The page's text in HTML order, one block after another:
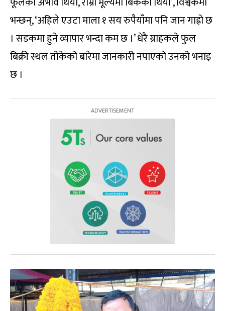
भन्छन्, ‘अहिले एउटा माला १ सय रुपैयाँमा पनि जान गाह्रो छ
। सडकमा हुने व्यापार भन्दा कम छ ।’ धेरै ग्राहकले फुल
बिक्री स्थल तोकेको बारेमा जानकारी नपाएको उनको भनाइ
छ ।